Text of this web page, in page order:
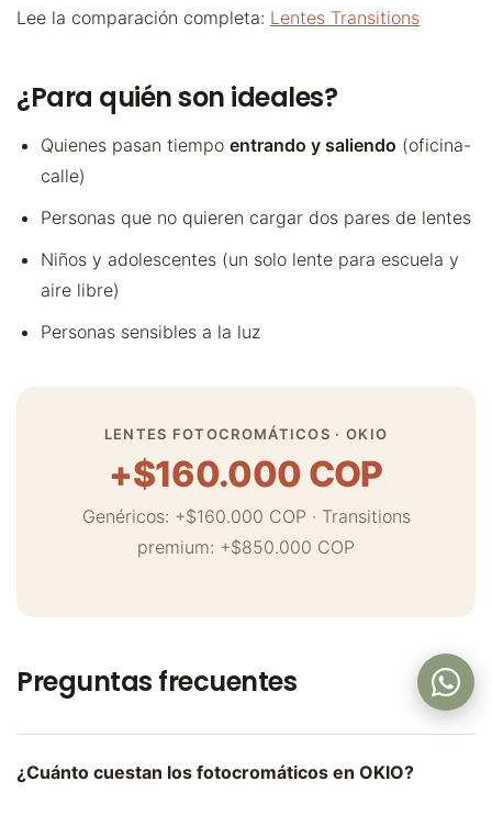
Lee la comparación completa: Lentes Transitions
¿Para quién son ideales?
Quienes pasan tiempo entrando y saliendo (oficina-
calle)
Personas que no quieren cargar dos pares de lentes
Niños y adolescentes (un solo lente para escuela y
aire libre)
Personas sensibles a la luz
LENTES FOTOCROMÁTICOS · OKIO
+$160.000 COP
Genéricos: +$160.000 COP · Transitions
premium: +$850.000 COP
Preguntas frecuentes
¿Cuánto cuestan los fotocromáticos en OKIO?